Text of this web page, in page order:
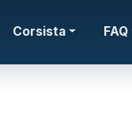
Corsista FAQ